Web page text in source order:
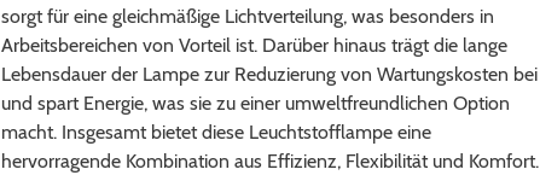
sorgt für eine gleichmäßige Lichtverteilung, was besonders in
Arbeitsbereichen von Vorteil ist. Darüber hinaus trägt die lange
Lebensdauer der Lampe zur Reduzierung von Wartungskosten bei
und spart Energie, was sie zu einer umweltfreundlichen Option
macht. Insgesamt bietet diese Leuchtstofflampe eine
hervorragende Kombination aus Effizienz, Flexibilität und Komfort.